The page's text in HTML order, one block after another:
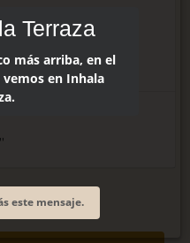
Terraza
más arriba, en el
en Inhala
este mensaje.